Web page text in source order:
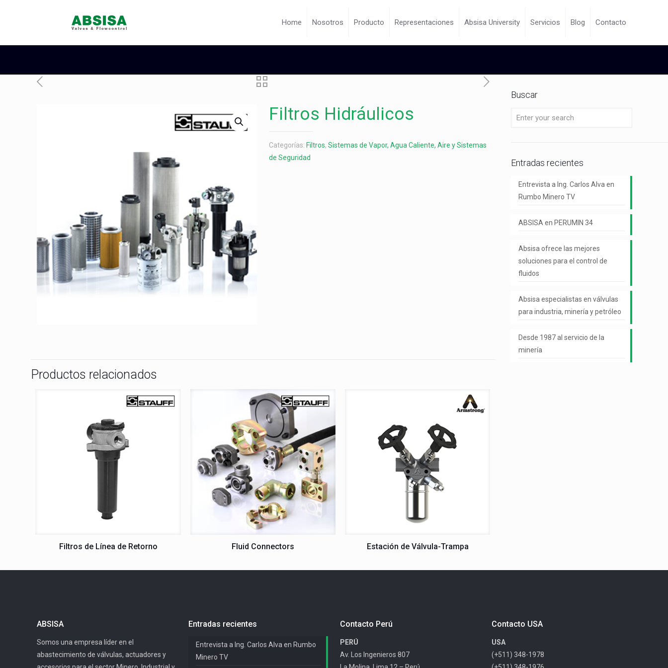
Home Nosotros Producto Representaciones Absisa University Servicios Blog Contacto
Filtros Hidráulicos
Categorías: Filtros,Sistemas de Vapor, Agua Caliente, Aire y Sistemas
de Seguridad
Productos relacionados
Filtros de Línea de Retorno Fluid Connectors Estación de Válvula-Trampa
Buscar
Entradas recientes
Entrevista a Ing. Carlos Alva en
Rumbo Minero TV
ABSISA en PERUMIN 34
Absisa ofrece las mejores
soluciones para el control de
fluidos
Absisa especialistas en válvulas
para industria, minería y petróleo
Desde 1987 al servicio de la
minería
ABSISA
Somos una empresa líder en el
abastecimiento de válvulas, actuadores y
Entradas recientes
Entrevista a Ing. Carlos Alva en Rumbo
Minero TV
Contacto Perú
PERÚ
Av. Los Ingenieros 807
Contacto USA
USA
(+511) 348-1978